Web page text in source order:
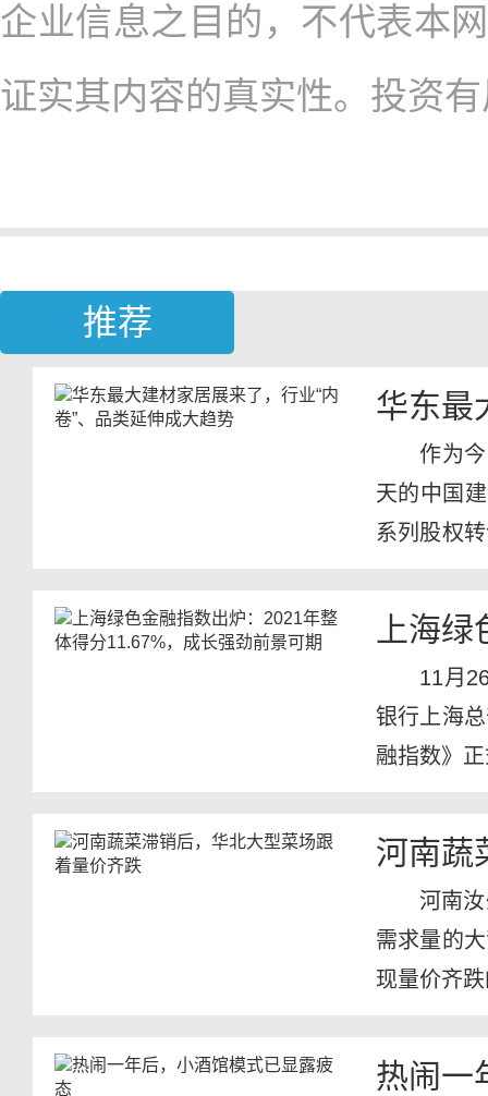
企业信息之目的，不代表本
证实其内容的真实性。投资
推荐
华东最
作为
天的中国
系列股权
上海
11月
银行上海
融指数》
河南蔬
河南
需求量的
现量价齐
热闹一